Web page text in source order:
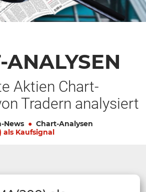
ANALYSEN
Aktien Chart-
Tradern analysiert
News
Chart-Analysen
als Kaufsignal